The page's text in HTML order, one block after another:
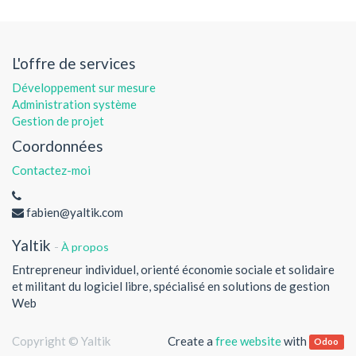
L'offre de services
Développement sur mesure
Administration système
Gestion de projet
Coordonnées
Contactez-moi
fabien@yaltik.com
Yaltik - À propos
Entrepreneur individuel, orienté économie sociale et solidaire
et militant du logiciel libre, spécialisé en solutions de gestion
Web
Create a free websitewith Odoo
Copyright © Yaltik